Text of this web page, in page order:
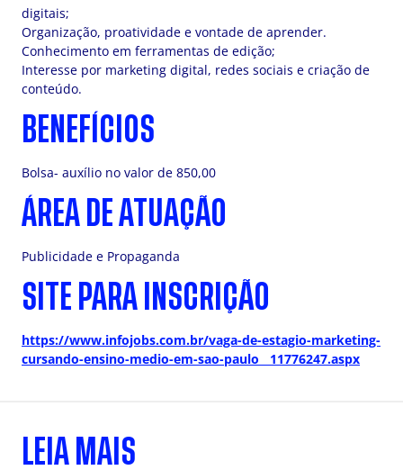
digitais;
Organização, proatividade e vontade de aprender.
Conhecimento em ferramentas de edição;
Interesse por marketing digital, redes sociais e criação de
conteúdo.
BENEFÍCIOS
Bolsa- auxílio no valor de 850,00
ÁREA DE ATUAÇÃO
Publicidade e Propaganda
SITE PARA INSCRIÇÃO
https://www.infojobs.com.br/vaga-de-estagio-marketing-
cursando-ensino-medio-em-sao-paulo__11776247.aspx
LEIA MAIS